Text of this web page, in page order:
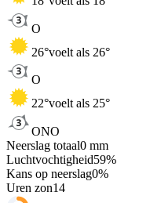
O
26°voelt als 26°
O
22°voelt als 25°
ONO
Neerslag totaal0 mm
Luchtvochtigheid59%
Kans op neerslag0%
Uren zon14